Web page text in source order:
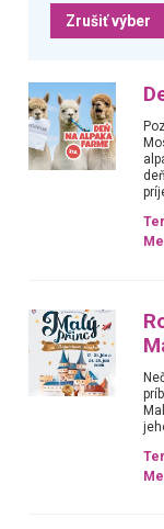
Zrušiť výber